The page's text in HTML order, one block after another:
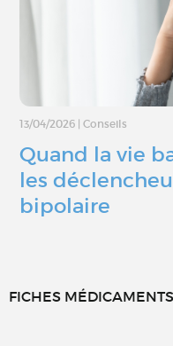
13/04/2026 Conseils
Quand la vie
les
bipolaire
FICHES